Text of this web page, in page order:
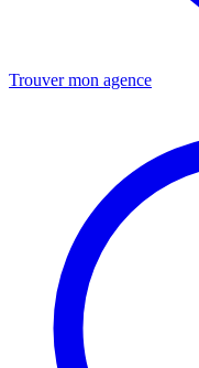
Trouver mon agence